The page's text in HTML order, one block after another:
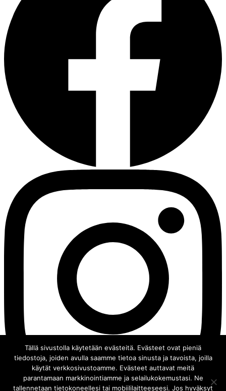
Tällä sivustolla käytetään evästeitä. Evästeet ovat pieniä
tiedostoja, joiden avulla saamme tietoa sinusta ja tavoista, joilla
käytät verkkosivustoamme. Evästeet auttavat meitä
parantamaan markkinointiamme ja selailukokemustasi. Ne
tallennetaan tietokoneellesi tai mobiililaitteeseesi. Jos hyväksyt